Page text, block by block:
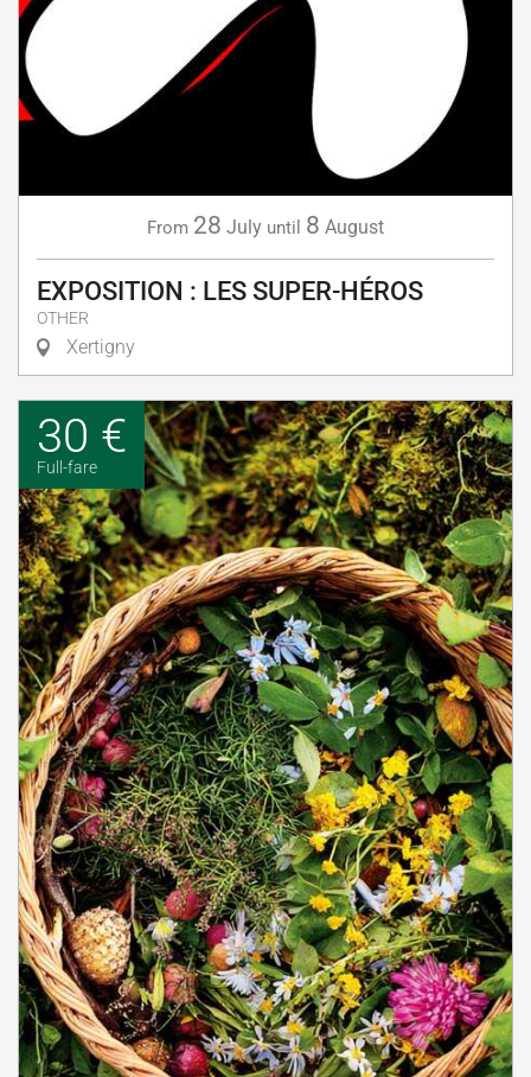
From 28 July until 8 August
EXPOSITION : LES SUPER-HÉROS
OTHER
Xertigny
30 €
Full-fare